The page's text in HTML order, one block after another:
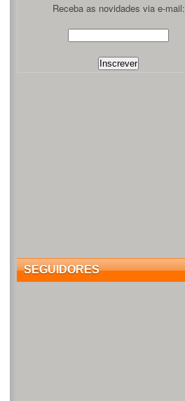
Receba as novidades via e-mail:
SEGUIDORES